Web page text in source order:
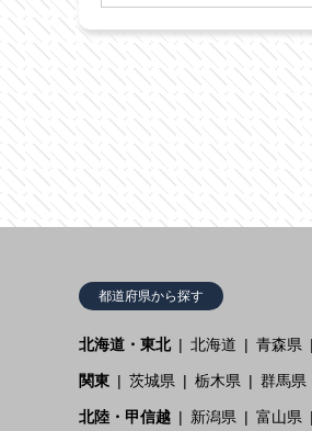
都道府県から探す
北海道・東北 北海道 青森県
関東 茨城県 栃木県 群馬県
北陸・甲信越 新潟県 富山県